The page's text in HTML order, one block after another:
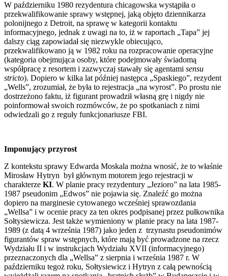
W październiku 1980 rezydentura chicagowska wystąpiła o
przekwalifikowanie sprawy wstępnej, jaką objęto dziennikarza
polonijnego z Detroit, na sprawę w kategorii kontaktu
informacyjnego, jednak z uwagi na to, iż w raportach „Tapa” jej
dalszy ciąg zapowiadał się niezwykle obiecująco,
przekwalifikowano ją w 1982 roku na rozpracowanie operacyjne
(kategoria obejmująca osoby, które podejmowały świadomą
współpracę z resortem i zazwyczaj stawały się agentami sensu
stricto). Dopiero w kilka lat później następca „Spaskiego”, rezydent
„Wells”, zrozumiał, że była to rejestracja „na wyrost”. Po prostu nie
dostrzeżono faktu, iż figurant prowadził własną grę i nigdy nie
poinformował swoich rozmówców, że po spotkaniach z nimi
odwiedzali go z reguły funkcjonariusze FBI.
Imponujący przyrost
Z kontekstu sprawy Edwarda Moskala można wnosić, że to właśnie
Mirosław Hytryn był głównym motorem jego rejestracji w
charakterze KI. W planie pracy rezydentury „Jezioro” na lata 1985-
1987 pseudonim „Edwos” nie pojawia się. Znaleźć go można
dopiero na marginesie cytowanego wcześniej sprawozdania
„Wellsa” i w ocenie pracy za ten okres podpisanej przez pułkownika
Sołtysiewicza. Jest także wymieniony w planie pracy na lata 1987-
1989 (z datą 4 września 1987) jako jeden z trzynastu pseudonimów
figurantów spraw wstępnych, które mają być prowadzone na rzecz
Wydziału II i w instrukcjach Wydziału XVII (informacyjnego)
przeznaczonych dla „Wellsa” z sierpnia i września 1987 r. W
październiku tegoż roku, Sołtysiewicz i Hytryn z całą pewnością